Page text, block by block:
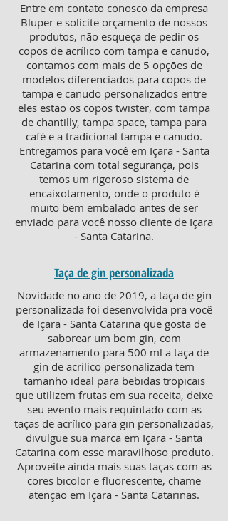
Entre em contato conosco da empresa
Bluper e solicite orçamento de nossos
produtos, não esqueça de pedir os
copos de acrílico com tampa e canudo,
contamos com mais de 5 opções de
modelos diferenciados para copos de
tampa e canudo personalizados entre
eles estão os copos twister, com tampa
de chantilly, tampa space, tampa para
café e a tradicional tampa e canudo.
Entregamos para você em Içara - Santa
Catarina com total segurança, pois
temos um rigoroso sistema de
encaixotamento, onde o produto é
muito bem embalado antes de ser
enviado para você nosso cliente de Içara
- Santa Catarina.
Taça de gin personalizada
Novidade no ano de 2019, a taça de gin
personalizada foi desenvolvida pra você
de Içara - Santa Catarina que gosta de
saborear um bom gin, com
armazenamento para 500 ml a taça de
gin de acrílico personalizada tem
tamanho ideal para bebidas tropicais
que utilizem frutas em sua receita, deixe
seu evento mais requintado com as
taças de acrílico para gin personalizadas,
divulgue sua marca em Içara - Santa
Catarina com esse maravilhoso produto.
Aproveite ainda mais suas taças com as
cores bicolor e fluorescente, chame
atenção em Içara - Santa Catarinas.